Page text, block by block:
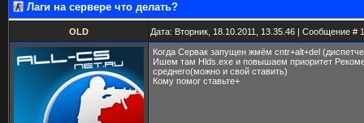
Лаги на сервере что делать?
OLD Дата: Вторник, 18.10.2011, 13.35.46 | Сообщение # 1
Когда Сервак запущен жмём cntr+alt+del
Ишем там Hlds.exe и повышаем приоритет
среднего(можно и свой ставить)
Кому помог ставьте+